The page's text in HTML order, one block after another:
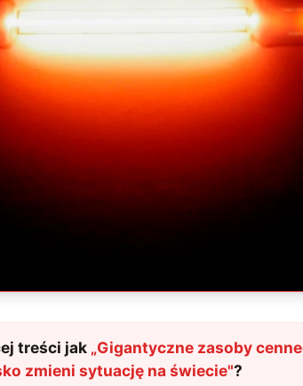
treści jak „Gigantyczne zasoby
zmieni sytuację na świecie"?